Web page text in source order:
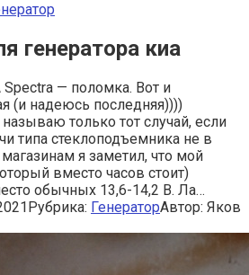
генератора киа
— поломка. Вот и
(и надеюсь последняя))))
только тот случай, если
типа стеклоподъемника не в
магазинам я заметил, что мой
вместо часов стоит)
обычных 13,6-14,2 В. Ла…
Рубрика: ГенераторАвтор: Яков